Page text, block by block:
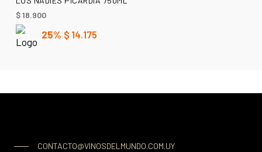
$18.900
25% $ 14.175
CONTACTO@VINOSDELMUNDO.COM.UY